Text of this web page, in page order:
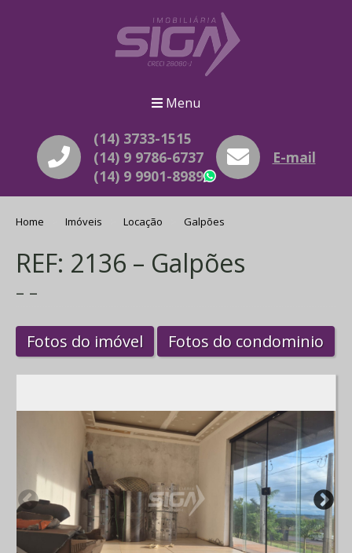
Menu
(14) 3733-1515
(14) 9 9786-6737
(14) 9 9901-8989
WhatsApp
E-mail
Home Imóveis Locação Galpões
REF: 2136 – Galpões
– –
Fotos do imóvel Fotos do condominio